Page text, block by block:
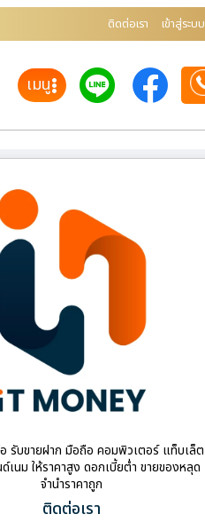
ติดต่อเรา เข้าสู่ระบบ
เมนู
รับขายฝาก มือถือ คอมพิวเตอร์ แท็บเล็ต
เนม ให้ราคาสูง ดอกเบี้ยต่ำ ขายของหลุด
จำนำราคาถูก
ติดต่อเรา